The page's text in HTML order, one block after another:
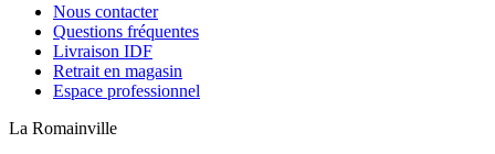
Nous contacter
Questions fréquentes
Livraison IDF
Retrait en magasin
Espace professionnel
La Romainville